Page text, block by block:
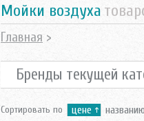
Мойки воздуха
Главная >
Бренды текущей
Сортировать по цене